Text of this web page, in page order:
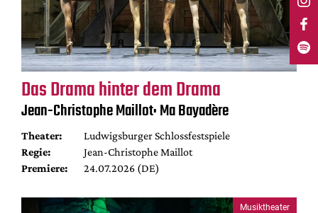
Das Drama hinter dem Drama
Jean-Christophe Maillot: Ma Bayadère
Theater:
Ludwigsburger Schlossfestspiele
Regie:
Jean-Christophe Maillot
Premiere:
24.07.2026 (DE)
Musiktheater